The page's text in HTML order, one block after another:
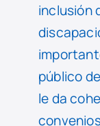
inclusión
público
le da